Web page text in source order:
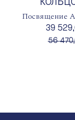
Посвящение
39
вместо
56